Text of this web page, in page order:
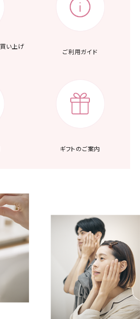
い上げ
ご利用ガイド
ギフトのご案内